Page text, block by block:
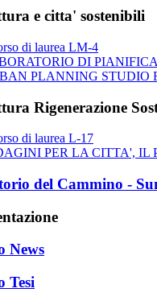
e citta' sostenibili
di laurea LM-4
DI
PLANNING STUDIO
Rigenerazione
di laurea L-17
PER LA CITTA', IL
del Cammino -
News
Tesi